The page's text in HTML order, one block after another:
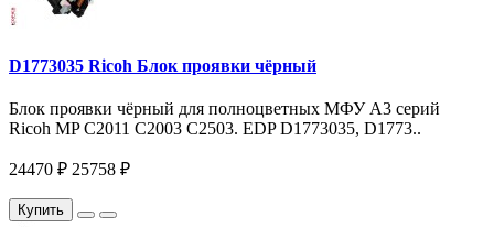
D1773035 Ricoh Блок проявки чёрный
Блок проявки чёрный для полноцветных МФУ A3 серий
Ricoh MP C2011 C2003 С2503. EDP D1773035, D1773..
24470 ₽ 25758 ₽
Купить